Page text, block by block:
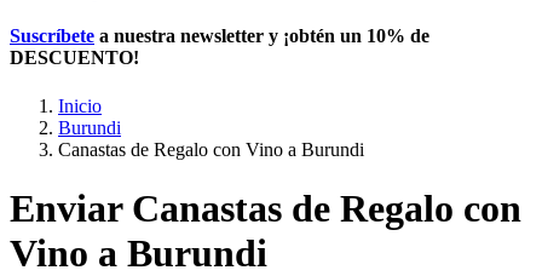
Suscríbete a nuestra newsletter y ¡obtén un 10% de
DESCUENTO!
Inicio
Burundi
Canastas de Regalo con Vino a Burundi
Enviar Canastas de Regalo con
Vino a Burundi